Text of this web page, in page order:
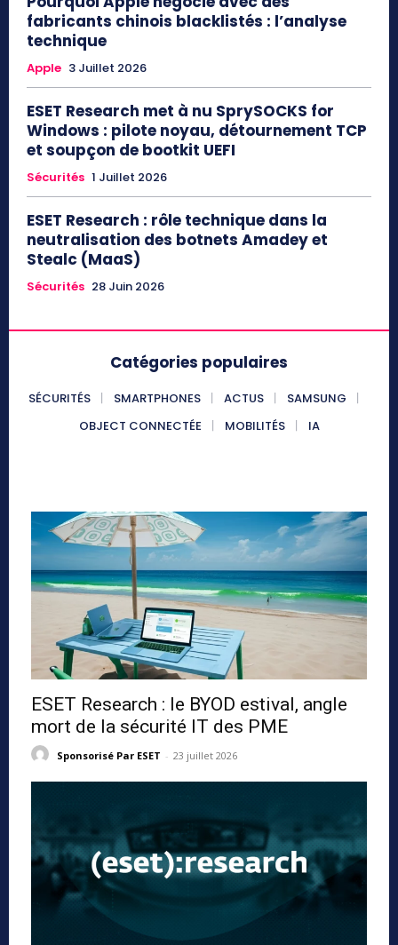
fabricants chinois blacklistés : l’analyse
technique
Apple 3 Juillet 2026
ESET Research met à nu SprySOCKS for
Windows : pilote noyau, détournement TCP
et soupçon de bootkit UEFI
Sécurités 1 Juillet 2026
ESET Research : rôle technique dans la
neutralisation des botnets Amadey et
Stealc (MaaS)
Sécurités 28 Juin 2026
Catégories populaires
SÉCURITÉS SMARTPHONES ACTUS
SAMSUNG
OBJECT CONNECTÉE
MOBILITÉS IA
ESET Research : le BYOD estival, angle
mort de la sécurité IT des PME
Sponsorisé Par ESET - 23 juillet 2026